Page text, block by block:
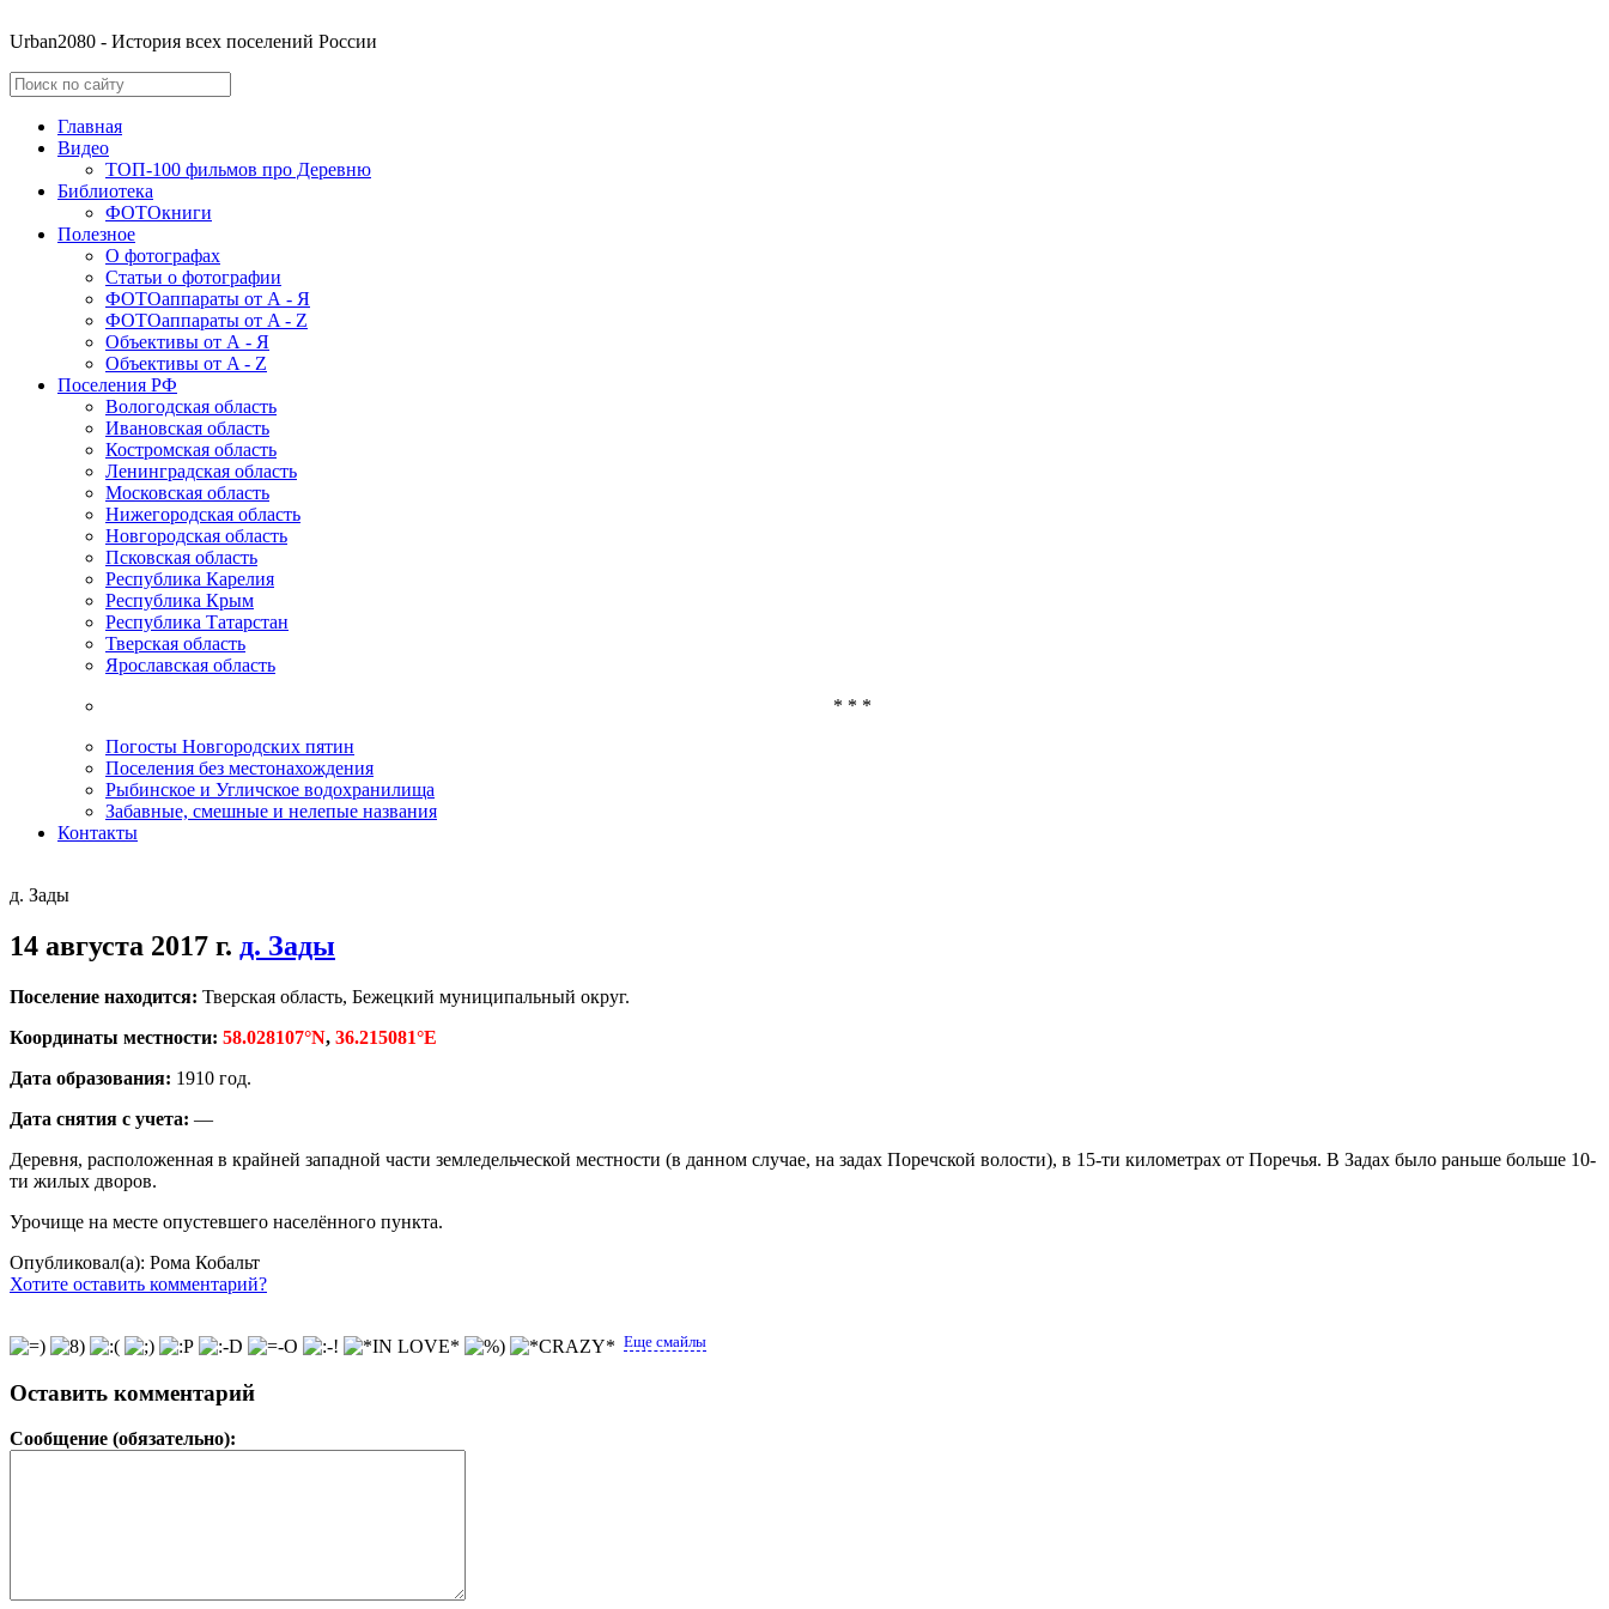
Urban2080 - История всех поселений России
Главная
Видео
ТОП-100 фильмов про Деревню
Библиотека
ФОТОкниги
Полезное
О фотографах
Статьи о фотографии
ФОТОаппараты от А - Я
ФОТОаппараты от A - Z
Объективы от А - Я
Объективы от A - Z
Поселения РФ
Вологодская область
Ивановская область
Костромская область
Ленинградская область
Московская область
Нижегородская область
Новгородская область
Псковская область
Республика Карелия
Республика Крым
Республика Татарстан
Тверская область
Ярославская область
* * *
Погосты Новгородских пятин
Поселения без местонахождения
Рыбинское и Угличское водохранилища
Забавные, смешные и нелепые названия
Контакты
д. Зады
14 августа 2017 г. д. Зады
Поселение находится: Тверская область, Бежецкий муниципальный округ.
Координаты местности: 58.028107°N, 36.215081°E
Дата образования: 1910 год.
Дата снятия с учета: —
Деревня, расположенная в крайней западной части земледельческой местности (в данном случае, на задах Поречской волости), в 15-ти километрах от Поречья. В Задах было раньше больше 10-
ти жилых дворов.
Урочище на месте опустевшего населённого пункта.
Опубликовал(а): Рома Кобальт
Хотите оставить комментарий?
Еще смайлы
Оставить комментарий
Сообщение (обязательно):